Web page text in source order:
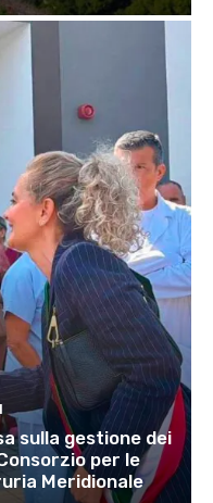
sulla gestione dei
per le
Meridionale